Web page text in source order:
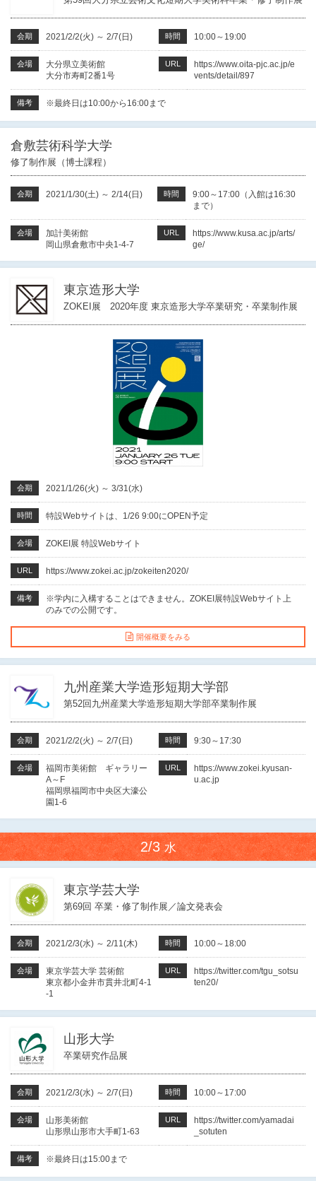
会期 2021/2/2(火) ～ 2/7(日) 時間 10:00～19:00
会場
大分県立美術館
大分市寿町2番1号
URL
https://www.oita-pjc.ac.jp/e
vents/detail/897
備考 ※最終日は10:00から16:00まで
倉敷芸術科学大学
修了制作展（博士課程）
会期 2021/1/30(土) ～ 2/14(日) 時間
9:00～17:00（入館は16:30
まで）
会場
加計美術館
岡山県倉敷市中央1-4-7
URL
https://www.kusa.ac.jp/arts/
ge/
東京造形大学
ZOKEI展 2020年度 東京造形大学卒業研究・卒業制作展
会期 2021/1/26(火) ～ 3/31(水)
時間 特設Webサイトは、1/26 9:00にOPEN予定
会場 ZOKEI展 特設Webサイト
URL https://www.zokei.ac.jp/zokeiten2020/
備考
※学内に入構することはできません。ZOKEI展特設Webサイト上
のみでの公開です。
開催概要をみる
九州産業大学造形短期大学部
第52回九州産業大学造形短期大学部卒業制作展
会期 2021/2/2(火) ～ 2/7(日) 時間 9:30～17:30
会場
福岡市美術館 ギャラリー
A～F
福岡県福岡市中央区大濠公
園1-6
URL
https://www.zokei.kyusan-
u.ac.jp
2/3水
東京学芸大学
第69回 卒業・修了制作展／論文発表会
会期 2021/2/3(水) ～ 2/11(木) 時間 10:00～18:00
会場
東京学芸大学 芸術館
東京都小金井市貫井北町4-1
-1
URL
https://twitter.com/tgu_sotsu
ten20/
山形大学
卒業研究作品展
会期 2021/2/3(水) ～ 2/7(日) 時間 10:00～17:00
会場
山形美術館
山形県山形市大手町1-63
URL
https://twitter.com/yamadai
_sotuten
備考 ※最終日は15:00まで